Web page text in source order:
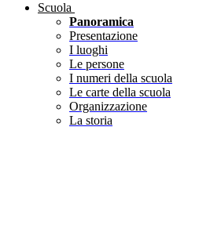
Scuola
Panoramica
Presentazione
I luoghi
Le persone
I numeri della scuola
Le carte della scuola
Organizzazione
La storia